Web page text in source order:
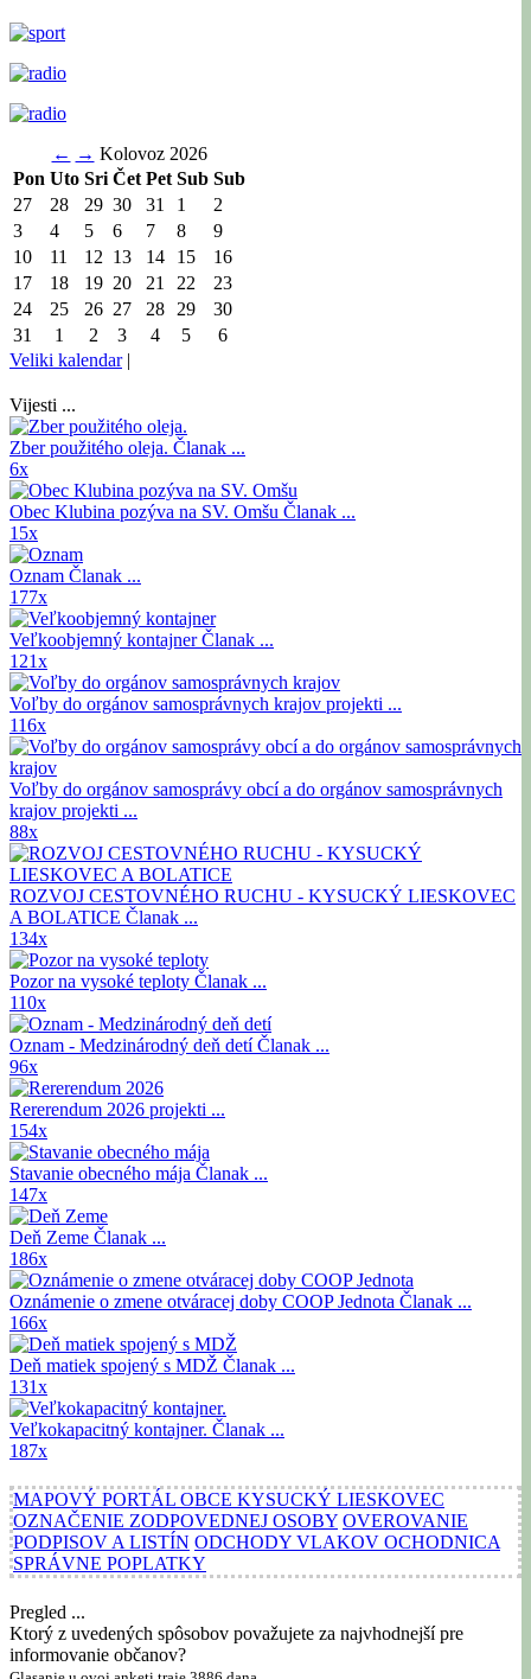
← → Kolovoz 2026
Pon Uto Sri Čet Pet Sub Sub
27
28 29 30 31 1
2
3
4 5 6 7 8
9
10
11 12 13 14 15
16
17
18 19 20 21 22
23
24
25 26 27 28 29
30
31
1 2 3 4 5
6
Veliki kalendar|
Vijesti ...
Zber použitého oleja. Članak ...
6x
Obec Klubina pozýva na SV. Omšu Članak ...
15x
Oznam Članak ...
177x
Veľkoobjemný kontajnerČlanak ...
121x
Voľby do orgánov samosprávnych krajov projekti ...
116x
Voľby do orgánov samosprávy obcí a do orgánov samosprávnych
krajov projekti ...
88x
ROZVOJ CESTOVNÉHO RUCHU - KYSUCKÝ LIESKOVEC
A BOLATICE Članak ...
134x
Pozor na vysoké teploty Članak ...
110x
Oznam - Medzinárodný deň detíČlanak ...
96x
Rererendum 2026 projekti ...
154x
Stavanie obecného mája Članak ...
147x
Deň Zeme Članak ...
186x
Oznámenie o zmene otváracej doby COOP Jednota Članak ...
166x
Deň matiek spojený s MDŽ Članak ...
131x
Veľkokapacitný kontajner. Članak ...
187x
MAPOVÝ PORTÁL OBCE KYSUCKÝ LIESKOVEC
OZNAČENIE ZODPOVEDNEJ OSOBY OVEROVANIE
PODPISOV A LISTÍN ODCHODY VLAKOV OCHODNICA
SPRÁVNE POPLATKY
Pregled ...
Ktorý z uvedených spôsobov považujete za najvhodnejší pre
informovanie občanov?